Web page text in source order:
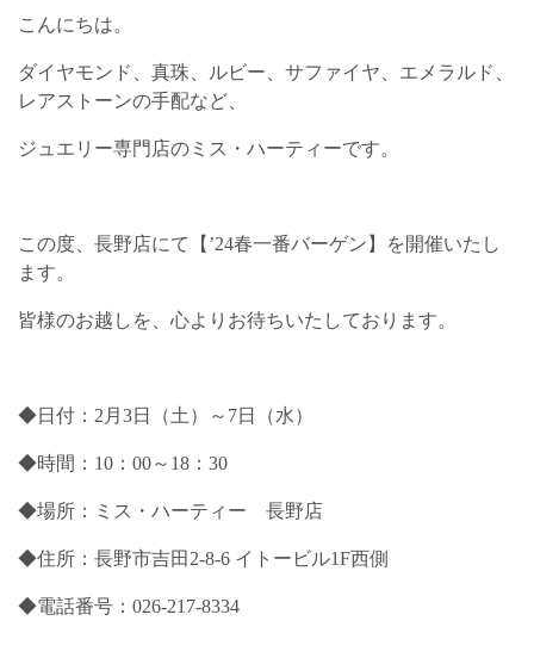
こんにちは。
ダイヤモンド、真珠、ルビー、サファイヤ、エメラルド、
レアストーンの手配など、
ジュエリー専門店のミス・ハーティーです。
この度、長野店にて【’24春一番バーゲン】を開催いたし
ます。
皆様のお越しを、心よりお待ちいたしております。
◆日付：2月3日（土）～7日（水）
◆時間：10：00～18：30
◆場所：ミス・ハーティー 長野店
◆住所：長野市吉田2-8-6 イトービル1F西側
◆電話番号：026-217-8334